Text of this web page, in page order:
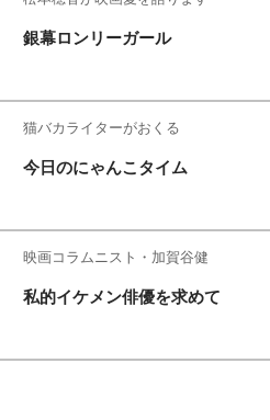
銀幕ロンリーガール
猫バカライターがおくる
今日のにゃんこタイム
映画コラムニスト・加賀谷健
私的イケメン俳優を求めて